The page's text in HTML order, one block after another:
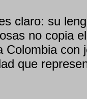
claro: su
no copia
Colombia con
que